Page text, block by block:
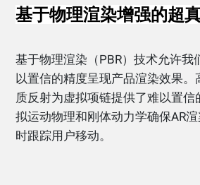
基于物理渲染增强的超
基于物理渲染（PBR）技术允许我
以置信的精度呈现产品渲染效果。
质反射为虚拟项链提供了难以置信
拟运动物理和刚体动力学确保AR
时跟踪用户移动。